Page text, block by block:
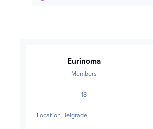
Eurinoma
Members
18posts
Location Belgrade